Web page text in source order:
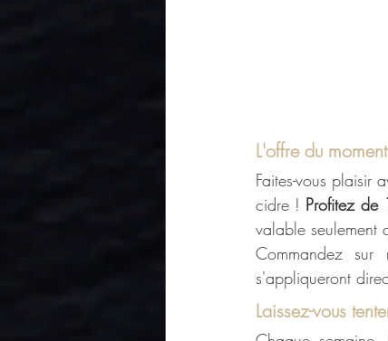
L'offre du
Faites-vous plaisir
cidre ! Profitez de
valable seulement
Commandez
s'appliqueront
Laissez-vous